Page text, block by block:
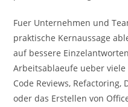
Fuer Unternehmen und
praktische Kernaussage
auf bessere
Arbeitsablaeufe ueber
Code Reviews, Refactoring,
oder das Erstellen von